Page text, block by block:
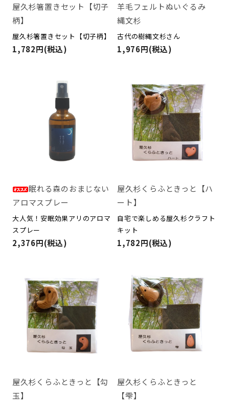
屋久杉箸置きセット【切子
柄】
屋久杉箸置きセット【切子柄】
1,782円(税込)
羊毛フェルトぬいぐるみ
縄文杉
古代の樹縄文杉さん
1,976円(税込)
眠れる森のおまじない
アロマスプレー
大人気！安眠効果アリのアロマ
スプレー
2,376円(税込)
屋久杉くらふときっと【ハ
ート】
自宅で楽しめる屋久杉クラフト
キット
1,782円(税込)
屋久杉くらふときっと【勾
玉】
屋久杉くらふときっと
【雫】